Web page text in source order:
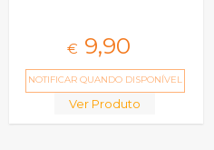
€ 9,90
NOTIFICAR QUANDO DISPONÍVEL
Ver Produto